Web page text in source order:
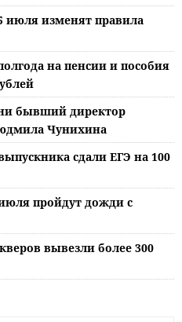
июля изменят правила
на пенсии и пособия
бывший директор
Чунихина
сдали ЕГЭ на 100
пройдут дожди с
вывезли более 300